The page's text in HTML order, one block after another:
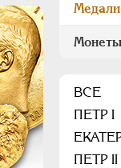
ВСЕ
ПEТР I
ПЕТР II